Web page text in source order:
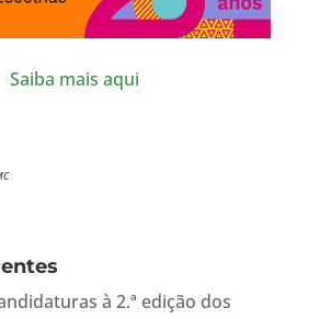
Saiba mais aqui
à 2.ª edição dos